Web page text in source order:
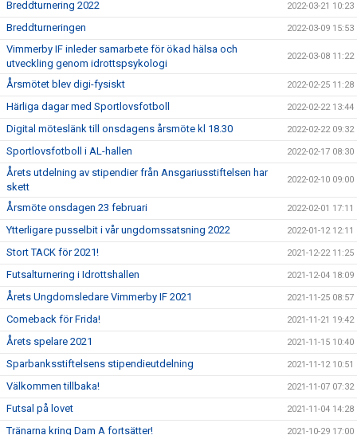
Breddturnering 2022 2022-03-21 10:23
Breddturneringen 2022-03-09 15:53
Vimmerby IF inleder samarbete för ökad hälsa och
utveckling genom idrottspsykologi
2022-03-08 11:22
Årsmötet blev digi-fysiskt 2022-02-25 11:28
Härliga dagar med Sportlovsfotboll 2022-02-22 13:44
Digital möteslänk till onsdagens årsmöte kl 18.30 2022-02-22 09:32
Sportlovsfotboll i AL-hallen 2022-02-17 08:30
Årets utdelning av stipendier från Ansgariusstiftelsen har
skett
2022-02-10 09:00
Årsmöte onsdagen 23 februari 2022-02-01 17:11
Ytterligare pusselbit i vår ungdomssatsning 2022 2022-01-12 12:11
Stort TACK för 2021! 2021-12-22 11:25
Futsalturnering i Idrottshallen 2021-12-04 18:09
Årets Ungdomsledare Vimmerby IF 2021 2021-11-25 08:57
Comeback för Frida! 2021-11-21 19:42
Årets spelare 2021 2021-11-15 10:40
Sparbanksstiftelsens stipendieutdelning 2021-11-12 10:51
Välkommen tillbaka! 2021-11-07 07:32
Futsal på lovet 2021-11-04 14:28
Tränarna kring Dam A fortsätter! 2021-10-29 17:00